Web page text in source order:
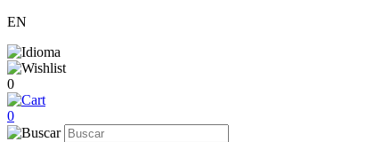
EN
0
0